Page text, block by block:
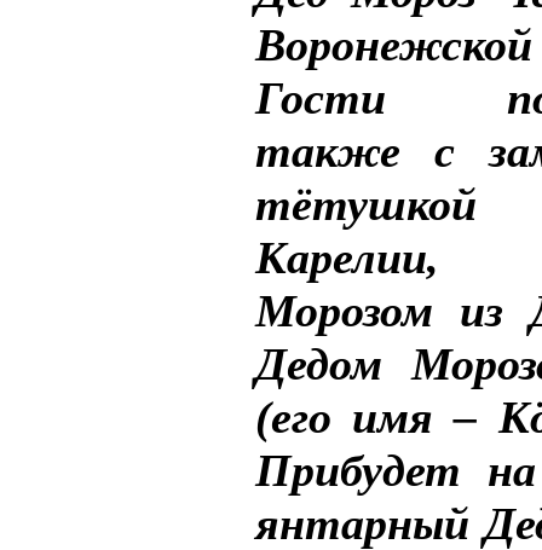
Гости
также с
Карелии,
Морозом из
Дедом
(его имя –
Прибудет
янтарный